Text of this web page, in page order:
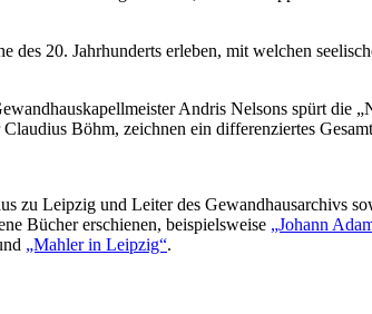
20. Jahrhunderts erleben, mit welchen
Andris Nelsons spürt die
Böhm, zeichnen ein differenziertes
zu Leipzig und Leiter des Gewandhausarchivs
Bücher erschienen, beispielsweise „Johann
„Mahler in Leipzig“.